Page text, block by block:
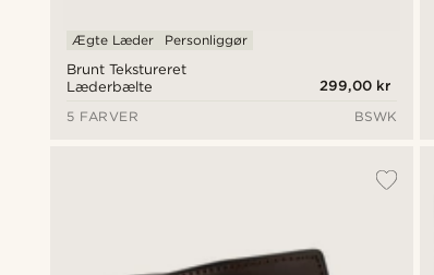
Brunt Tekstureret
Læderbælte
Ægte Læder Personliggør
299,00 kr
5 FARVER
BSWK